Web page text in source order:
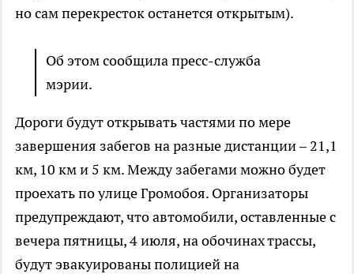
но сам перекресток останется открытым).
Об этом сообщила пресс-служба
мэрии.
Дороги будут открывать частями по мере
завершения забегов на разные дистанции – 21,1
км, 10 км и 5 км. Между забегами можно будет
проехать по улице Громобоя. Организаторы
предупреждают, что автомобили, оставленные с
вечера пятницы, 4 июля, на обочинах трассы,
будут эвакуированы полицией на